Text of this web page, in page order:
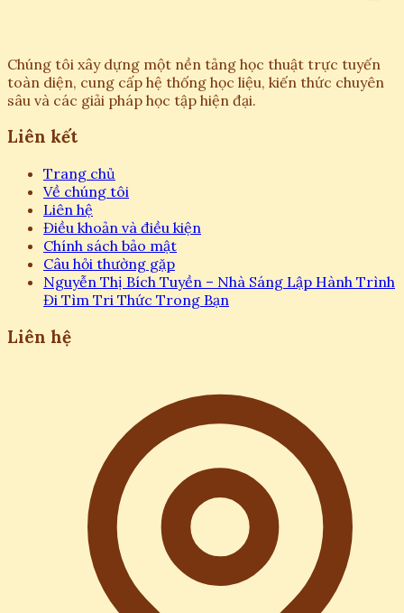
Chúng tôi xây dựng một nền tảng học thuật trực tuyến
toàn diện, cung cấp hệ thống học liệu, kiến thức chuyên
sâu và các giải pháp học tập hiện đại.
Liên kết
Trang chủ
Về chúng tôi
Liên hệ
Điều khoản và điều kiện
Chính sách bảo mật
Câu hỏi thường gặp
Nguyễn Thị Bích Tuyền – Nhà Sáng Lập Hành Trình
Đi Tìm Tri Thức Trong Bạn
Liên hệ